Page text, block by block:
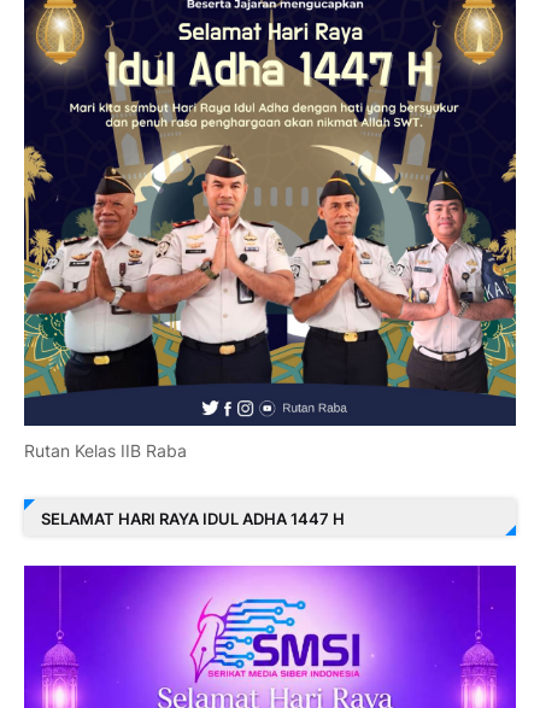
Rutan Kelas IIB Raba
SELAMAT HARI RAYA IDUL ADHA 1447 H